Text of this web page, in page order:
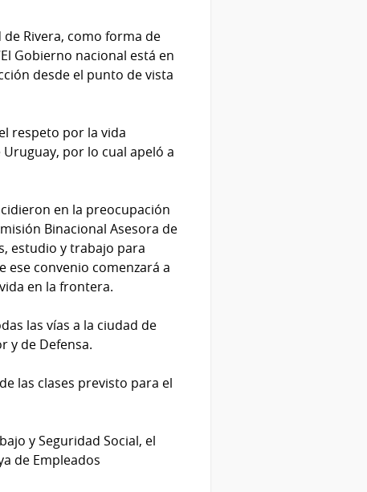
Rivera, como forma de
Gobierno nacional está en
desde el punto de vista
respeto por la vida
por lo cual apeló a
en la preocupación
Binacional Asesora de
estudio y trabajo para
ese convenio comenzará a
en la frontera.
las vías a la ciudad de
y de Defensa.
las clases previsto para el
y Seguridad Social, el
de Empleados